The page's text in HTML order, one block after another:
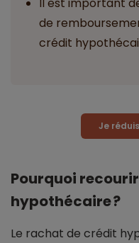
de
crédit
Je
Pourquoi
hypothécaire ?
Le rachat de crédit